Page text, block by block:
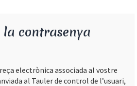
contrasenya
electrònica associada al vostre
al Tauler de control de l’usuari,